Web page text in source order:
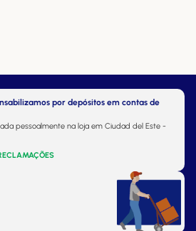
por depósitos em contas de
pessoalmente na loja em Ciudad del Este -